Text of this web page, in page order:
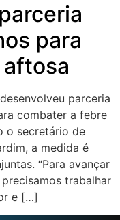
para
parceria
combater a febre
o secretário de
a medida é
“Para avançar
trabalhar
e […]